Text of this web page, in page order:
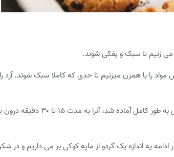
را با همزن میزنیم تا حدی که کاملا سبک شوند. آرد
۳ -باید آرد را کم کم اضافه کنیم تا خمیر بیش از حد سفت
یه اندازه یک گردو از مایه کوکی بر می داریم و در